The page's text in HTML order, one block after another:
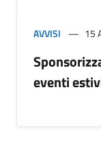
AVVISI 15
eventi